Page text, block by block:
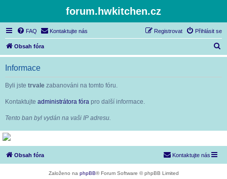
forum.hwkitchen.cz
FAQ Kontaktujte nás Přihlásit se
Registrovat
Obsah fóra
l
Informace
Byli jste trvale zabanováni na tomto fóru.
Kontaktujte administrátora fóra pro další informace.
Tento ban byl vydán na vaši IP adresu.
Obsah fóra Kontaktujte nás
Založeno na phpBB® Forum Software © phpBB Limited